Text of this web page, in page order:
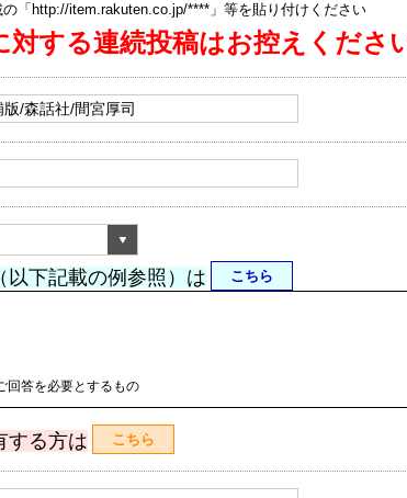
「http://item.rakuten.co.jp/****」等を貼り付けください
する連続投稿はお控えくださ
下記載の例参照）は こちら
答を必要とするもの
する方は こちら